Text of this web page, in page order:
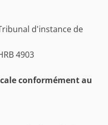
d'instance de
4903
conformément au